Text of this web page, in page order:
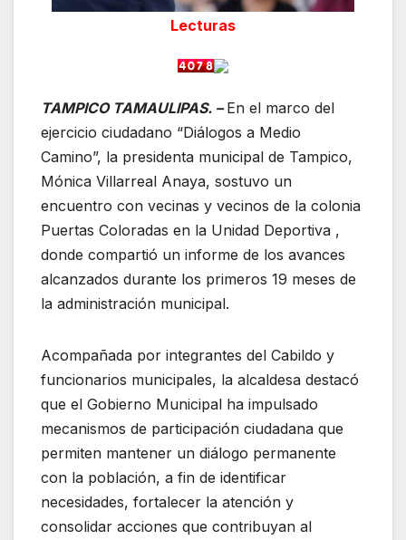
Lecturas
TAMPICO TAMAULIPAS. –En el marco del
ejercicio ciudadano “Diálogos a Medio
Camino”, la presidenta municipal de Tampico,
Mónica Villarreal Anaya, sostuvo un
encuentro con vecinas y vecinos de la colonia
Puertas Coloradas en la Unidad Deportiva ,
donde compartió un informe de los avances
alcanzados durante los primeros 19 meses de
la administración municipal.
Acompañada por integrantes del Cabildo y
funcionarios municipales, la alcaldesa destacó
que el Gobierno Municipal ha impulsado
mecanismos de participación ciudadana que
permiten mantener un diálogo permanente
con la población, a fin de identificar
necesidades, fortalecer la atención y
consolidar acciones que contribuyan al